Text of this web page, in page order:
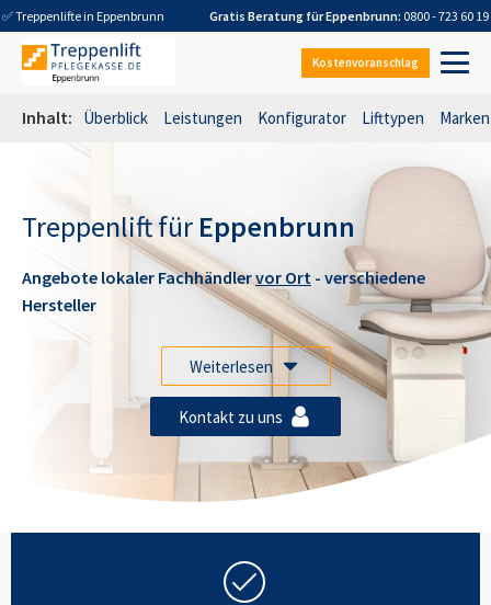
✅ Treppenlifte in Eppenbrunn Gratis Beratung fürEppenbrunn: 0800 - 723 60 19
Kostenvoranschlag
Inhalt: Überblick Leistungen Konfigurator Lifttypen Marken
Treppenlift für Eppenbrunn
Angebote lokaler Fachhändlervor Ort - verschiedene
Hersteller
Weiterlesen
Kontakt zu uns